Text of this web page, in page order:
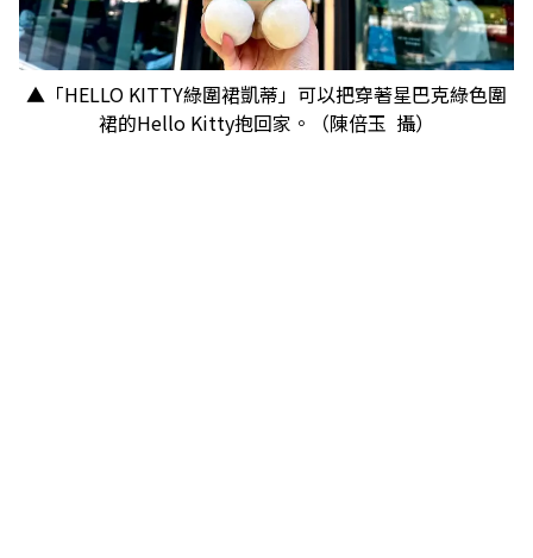
▲「HELLO KITTY綠圍裙凱蒂」可以把穿著星巴克綠色圍
裙的Hello Kitty抱回家。（陳倍玉 攝）